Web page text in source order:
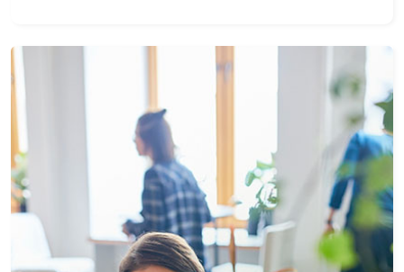
piscina, quadra poliesportiva, academia, salão de
jogos, salão de festas e churrasqueira. Para sua
segurança, o condomínio possui vigilância 24
horas, controlando o fluxo de entrada e saída dos
moradores e visitantes. 2 vagas na garagem